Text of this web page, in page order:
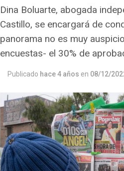
Dina Boluarte, abogada
Castillo, se encargará de
panorama no es muy
encuestas- el 30% de
Publicado hace 4 años en 08/12/